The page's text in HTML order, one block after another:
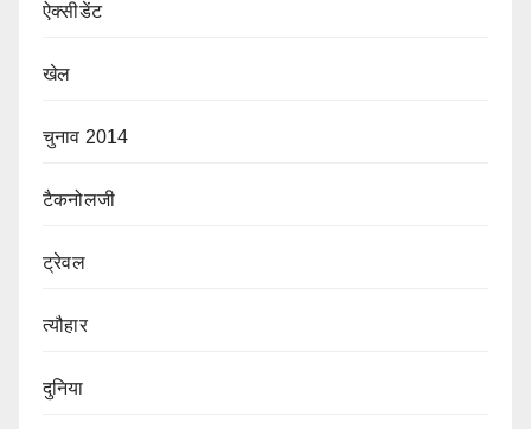
ऐक्सीडेंट
खेल
चुनाव 2014
टैकनोलजी
ट्रेवल
त्यौहार
दुनिया